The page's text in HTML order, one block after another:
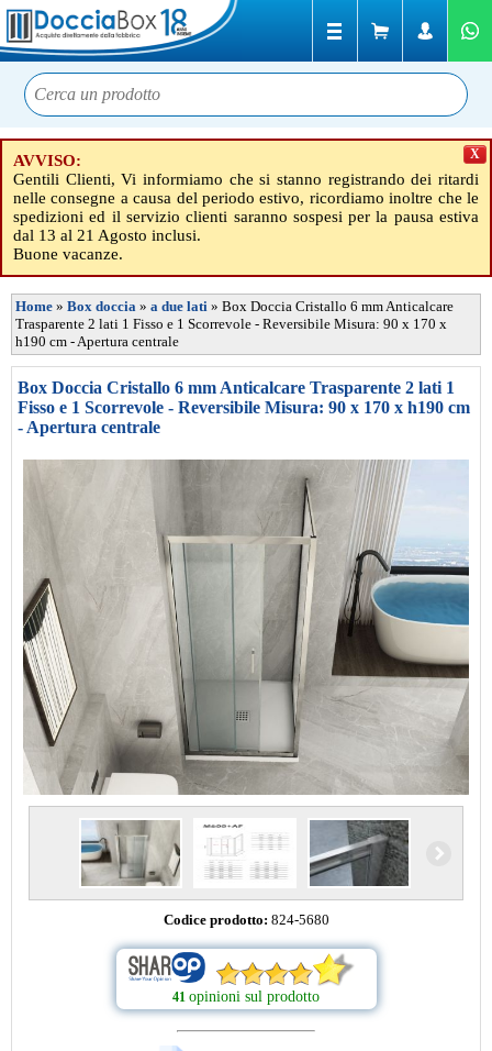
AVVISO:
Gentili Clienti, Vi informiamo che si stanno registrando dei ritardi
nelle consegne a causa del periodo estivo, ricordiamo inoltre che le
spedizioni ed il servizio clienti saranno sospesi per la pausa estiva
dal 13 al 21 Agosto inclusi.
Buone vacanze.
X
Home » Box doccia » a due lati » Box Doccia Cristallo 6 mm Anticalcare
Trasparente 2 lati 1 Fisso e 1 Scorrevole - Reversibile Misura: 90 x 170 x
h190 cm - Apertura centrale
Box Doccia Cristallo 6 mm Anticalcare Trasparente 2 lati 1
Fisso e 1 Scorrevole - Reversibile Misura: 90 x 170 x h190 cm
- Apertura centrale
Codice prodotto: 824-5680
41 opinioni sul prodotto